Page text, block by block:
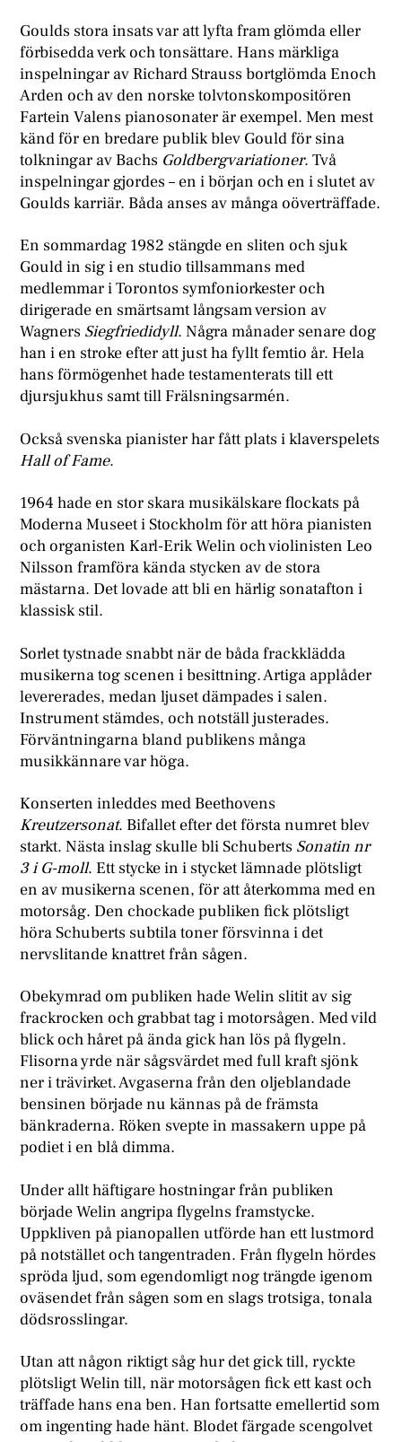
Goulds stora insats var att lyfta fram glömda eller
förbisedda verk och tonsättare. Hans märkliga
inspelningar av Richard Strauss bortglömda Enoch
Arden och av den norske tolvtonskompositören
Fartein Valens pianosonater är exempel. Men mest
känd för en bredare publik blev Gould för sina
tolkningar av Bachs Goldbergvariationer. Två
inspelningar gjordes – en i början och en i slutet av
Goulds karriär. Båda anses av många oöverträffade.
En sommardag 1982 stängde en sliten och sjuk
Gould in sig i en studio tillsammans med
medlemmar i Torontos symfoniorkester och
dirigerade en smärtsamt långsam version av
Wagners Siegfriedidyll. Några månader senare dog
han i en stroke efter att just ha fyllt femtio år. Hela
hans förmögenhet hade testamenterats till ett
djursjukhus samt till Frälsningsarmén.
Också svenska pianister har fått plats i klaverspelets
Hall of Fame.
1964 hade en stor skara musikälskare flockats på
Moderna Museet i Stockholm för att höra pianisten
och organisten Karl-Erik Welin och violinisten Leo
Nilsson framföra kända stycken av de stora
mästarna. Det lovade att bli en härlig sonatafton i
klassisk stil.
Sorlet tystnade snabbt när de båda frackklädda
musikerna tog scenen i besittning. Artiga applåder
levererades, medan ljuset dämpades i salen.
Instrument stämdes, och notställ justerades.
Förväntningarna bland publikens många
musikkännare var höga.
Konserten inleddes med Beethovens
Kreutzersonat. Bifallet efter det första numret blev
starkt. Nästa inslag skulle bli Schuberts Sonatin nr
3 i G-moll. Ett stycke in i stycket lämnade plötsligt
en av musikerna scenen, för att återkomma med en
motorsåg. Den chockade publiken fick plötsligt
höra Schuberts subtila toner försvinna i det
nervslitande knattret från sågen.
Obekymrad om publiken hade Welin slitit av sig
frackrocken och grabbat tag i motorsågen. Med vild
blick och håret på ända gick han lös på flygeln.
Flisorna yrde när sågsvärdet med full kraft sjönk
ner i trävirket. Avgaserna från den oljeblandade
bensinen började nu kännas på de främsta
bänkraderna. Röken svepte in massakern uppe på
podiet i en blå dimma.
Under allt häftigare hostningar från publiken
började Welin angripa flygelns framstycke.
Uppkliven på pianopallen utförde han ett lustmord
på notstället och tangentraden. Från flygeln hördes
spröda ljud, som egendomligt nog trängde igenom
oväsendet från sågen som en slags trotsiga, tonala
dödsrosslingar.
Utan att någon riktigt såg hur det gick till, ryckte
plötsligt Welin till, när motorsågen fick ett kast och
träffade hans ena ben. Han fortsatte emellertid som
om ingenting hade hänt. Blodet färgade scengolvet